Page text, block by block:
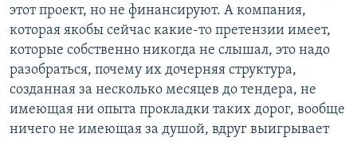
этот проект, но не финансируют. А компания,
которая якобы сейчас какие-то претензии имеет,
которые собственно никогда не слышал, это надо
разобраться, почему их дочерняя структура,
созданная за несколько месяцев до тендера, не
имеющая ни опыта прокладки таких дорог, вообще
ничего не имеющая за душой, вдруг выигрывает